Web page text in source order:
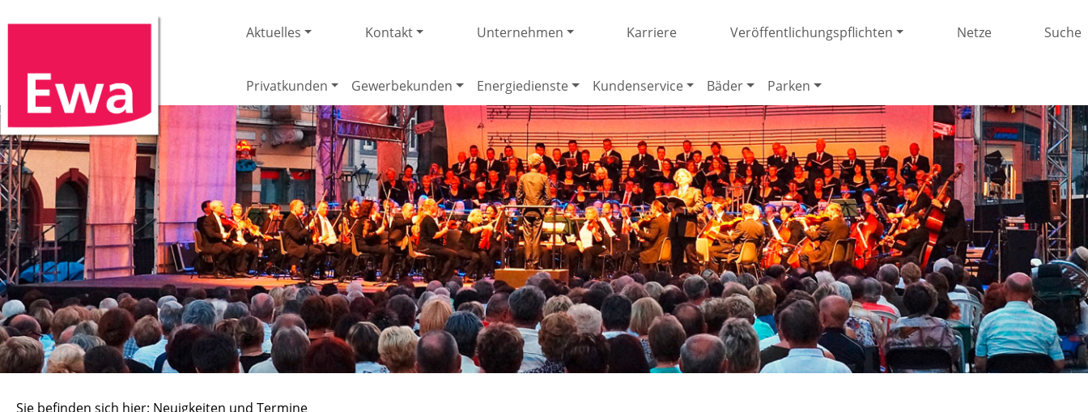
Aktuelles Kontakt Unternehmen Karriere Veröffentlichungspflichten Netze Suche
Privatkunden Gewerbekunden Energiedienste Kundenservice Bäder Parken
Sie befinden sich hier: Neuigkeiten und Termine